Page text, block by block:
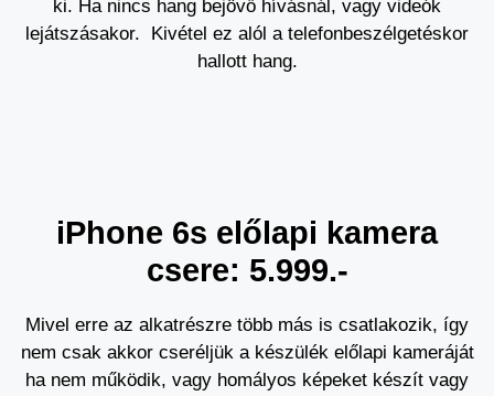
ki. Ha nincs hang bejövő hívásnál, vagy videók
lejátszásakor. Kivétel ez alól a telefonbeszélgetéskor
hallott hang.
iPhone 6s előlapi kamera
csere: 5.999.-
Mivel erre az alkatrészre több más is csatlakozik, így
nem csak akkor cseréljük a készülék előlapi kameráját
ha nem működik, vagy homályos képeket készít vagy